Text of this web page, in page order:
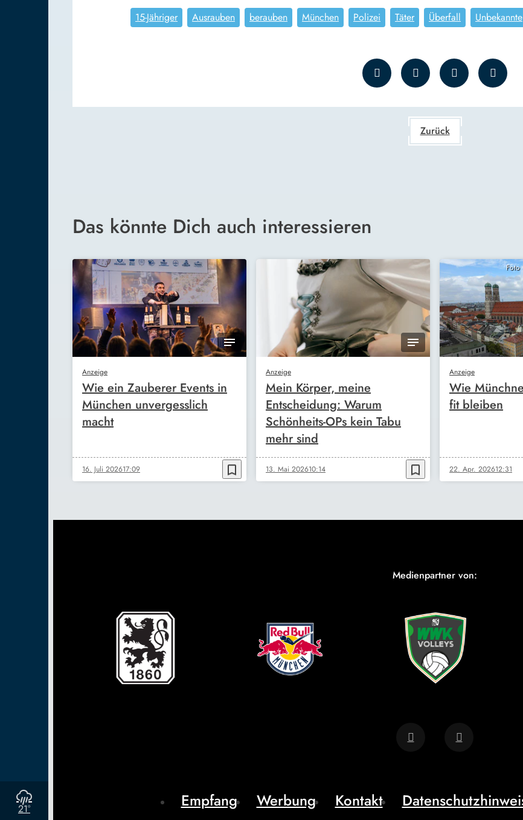
21°
15-Jähriger Ausrauben berauben München Polizei Täter Überfall Unbekannte
Zurück
Das könnte Dich auch interessieren
Anzeige
Wie ein Zauberer Events in
München unvergesslich
macht
16. Juli 202617:09 bookmark_border
Anzeige
Mein Körper, meine
Entscheidung: Warum
Schönheits-OPs kein Tabu
mehr sind
13. Mai 202610:14 bookmark_border
Foto
Anzeige
Wie
fit bleiben
22. Apr. 202612:31
Medienpartner von:
Empfang Werbung Kontakt